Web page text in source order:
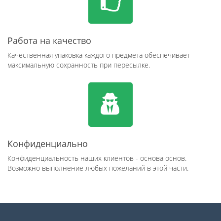
Работа на качество
Качественная упаковка каждого предмета обеспечивает
максимальную сохранность при пересылке.
Конфиденциально
Конфиденциальность наших клиентов - основа основ.
Возможно выполнение любых пожеланий в этой части.